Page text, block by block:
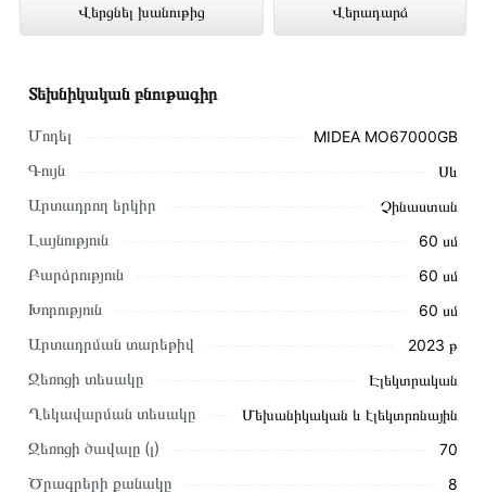
Վերցնել խանութից Վերադարձ
Technomix առցանց խանութում լավագույն
Այս ապրանքը գնելու համար սեղմեք
զամբյուղին»
կամ սեղմեք
Տեխնիկական բնութագիր
Մոդել MIDEA MO67000GB
Գույն Սև
Արտադրող երկիր Չինաստան
Լայնություն 60 սմ
Բարձրություն 60 սմ
Խորություն 60 սմ
Արտադրման տարեթիվ 2023 թ
Ջեռոցի տեսակը Էլեկտրական
Ղեկավարման տեսակը Մեխանիկական և էլեկտրոնային
Ջեռոցի ծավալը (լ) 70
Ծրագրերի քանակը 8